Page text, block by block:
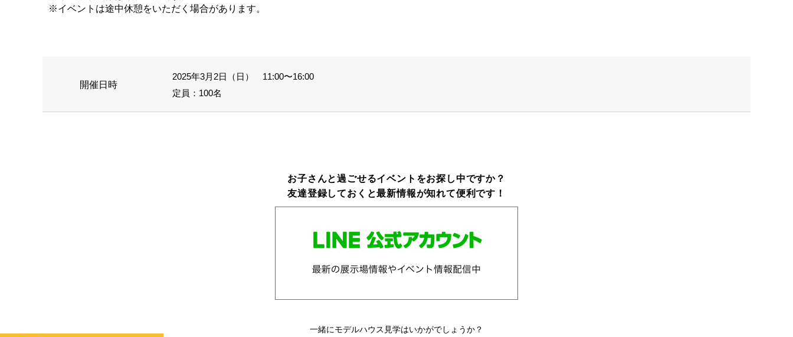
※イベントは途中休憩をいただく場合があります。
開催日時
2025年3月2日（日） 11:00〜16:00
定員：100名
お子さんと過ごせるイベントをお探し中ですか？
友達登録しておくと最新情報が知れて便利です！
一緒にモデルハウス見学はいかがでしょうか？